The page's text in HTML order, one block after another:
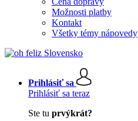
Možnosti platby
Kontakt
Všetky témy nápovedy
Prihlásiť sa
Prihlásiť sa teraz
Ste tu prvýkrát?